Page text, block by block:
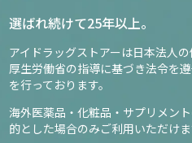
選ばれ続けて25年以上。
アイドラッグストアーは日本法人の
厚生労働省の指導に基づき法令を遵
を行っております。
海外医薬品・化粧品・サプリメント
的とした場合のみご利用いただけま